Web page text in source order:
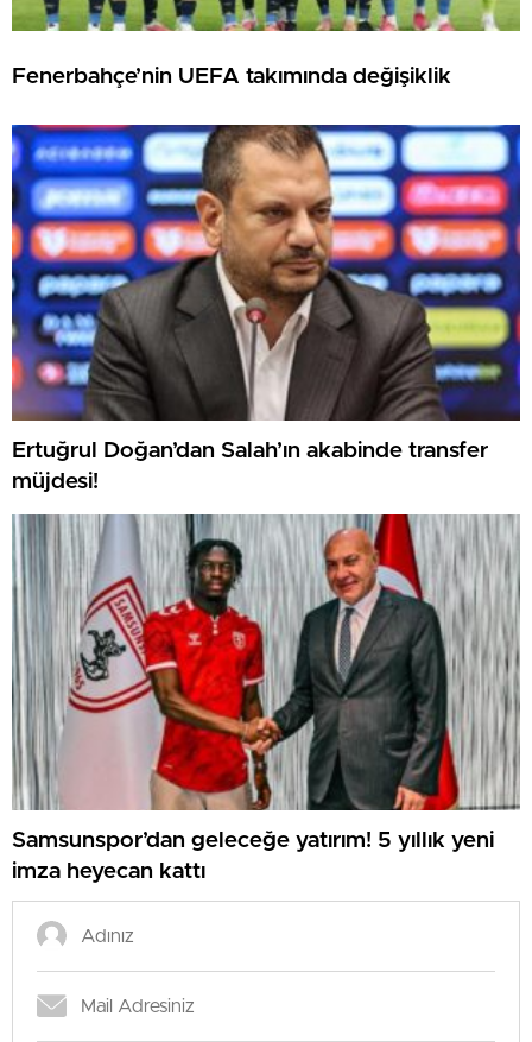
Fenerbahçe’nin UEFA takımında değişiklik
Ertuğrul Doğan’dan Salah’ın akabinde transfer
müjdesi!
Samsunspor’dan geleceğe yatırım! 5 yıllık yeni
imza heyecan kattı